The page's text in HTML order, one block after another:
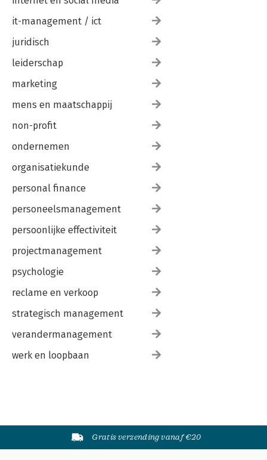
Glossary
Appendices
Index
it-management / ict
juridisch
leiderschap
marketing
mens en maatschappij
non-profit
ondernemen
organisatiekunde
personal finance
personeelsmanagement
persoonlijke effectiviteit
projectmanagement
psychologie
reclame en verkoop
strategisch management
verandermanagement
werk en loopbaan
Gratis verzending vanaf €20